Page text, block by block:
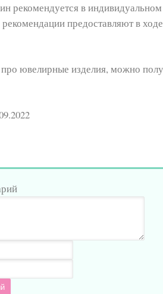
рекомендуется в
предоставляют в
ювелирные изделия, можно